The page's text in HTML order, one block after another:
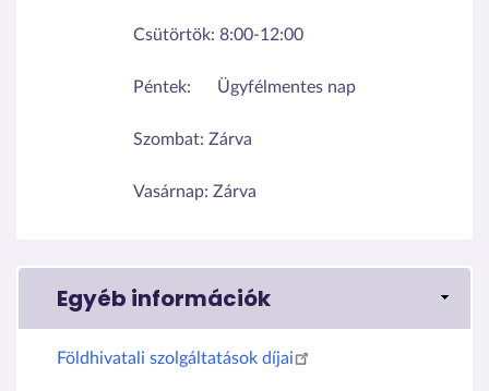
Csütörtök: 8:00-12:00
Péntek: Ügyfélmentes nap
Szombat: Zárva
Vasárnap: Zárva
Egyéb információk
Földhivatali szolgáltatások díjai